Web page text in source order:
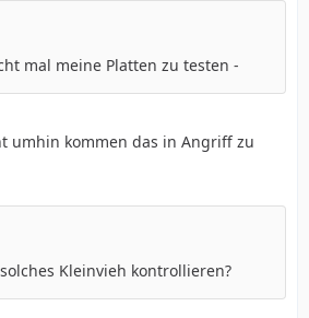
mal meine Platten zu testen -
umhin kommen das in Angriff zu
Kleinvieh kontrollieren?